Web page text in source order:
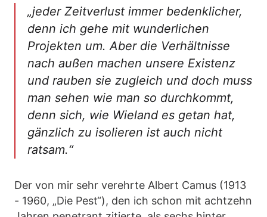
„jeder Zeitverlust immer bedenklicher,
denn ich gehe mit wunderlichen
Projekten um. Aber die Verhältnisse
nach außen machen unsere Existenz
und rauben sie zugleich und doch muss
man sehen wie man so durchkommt,
denn sich, wie Wieland es getan hat,
gänzlich zu isolieren ist auch nicht
ratsam.“
Der von mir sehr verehrte Albert Camus (1913
- 1960, „Die Pest“), den ich schon mit achtzehn